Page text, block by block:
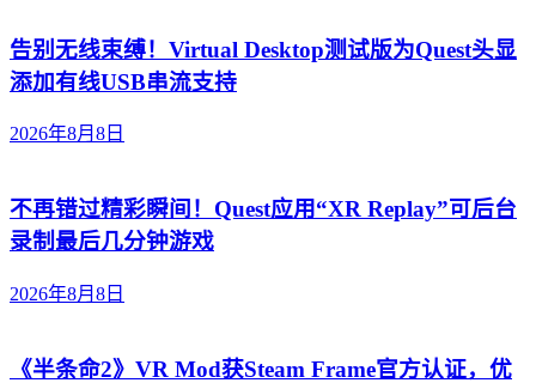
告别无线束缚！Virtual Desktop测试版为Quest头显
添加有线USB串流支持
2026年8月8日
不再错过精彩瞬间！Quest应用“XR Replay”可后台
录制最后几分钟游戏
2026年8月8日
《半条命2》VR Mod获Steam Frame官方认证，优